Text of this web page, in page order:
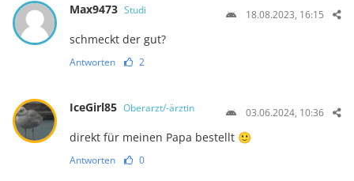
Max9473 Studi 18.08.2023, 16:15
schmeckt der gut?
Antworten 2
IceGirl85 Oberarzt/-ärztin 03.06.2024, 10:36
direkt für meinen Papa bestellt 🙂
Antworten 0